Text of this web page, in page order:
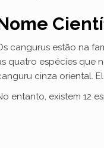
cangurus estão na
quatro espécies que
cinza oriental.
entanto, existem 12